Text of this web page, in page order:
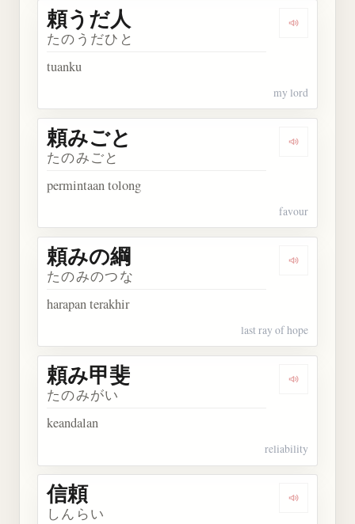
Dengarkan
頼うだ人
たのうだひと
tuanku
my lord
Dengarkan
頼みごと
たのみごと
permintaan tolong
favour
Dengarkan
頼みの綱
たのみのつな
harapan terakhir
last ray of hope
Dengarkan
頼み甲斐
たのみがい
keandalan
reliability
Dengarkan
信頼
しんらい